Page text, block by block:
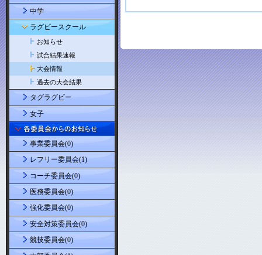
中学
ラグビースクール
お知らせ
試合結果速報
大会情報
過去の大会結果
タグラグビー
女子
事業委員会(0)
レフリー委員会(1)
コーチ委員会(0)
医務委員会(0)
強化委員会(0)
安全対策委員会(0)
競技委員会(0)